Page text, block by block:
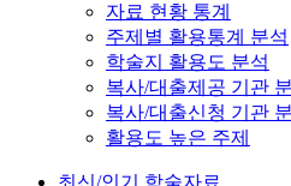
자료 현황 통계
주제별 활용통계 분석
학술지 활용도 분석
복사/대출제공 기관
복사/대출신청 기관
활용도 높은 주제
최신/인기 학술자료